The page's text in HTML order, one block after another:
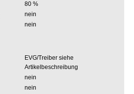
80 %
nein
nein
EVG/Treiber siehe
Artikelbeschreibung
nein
nein